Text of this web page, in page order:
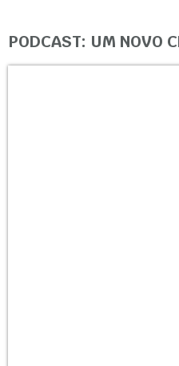
PODCAST: UM NOVO